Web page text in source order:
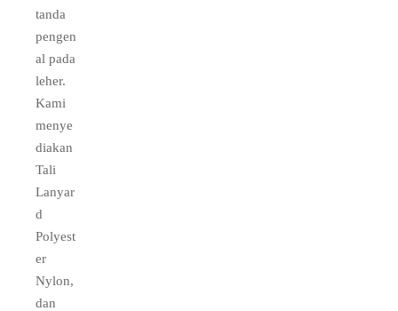
tanda
pengen
al pada
leher.
Kami
menye
diakan
Tali
Lanyar
d
Polyest
er
Nylon,
dan